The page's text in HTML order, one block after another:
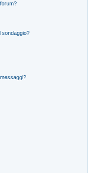
sondaggio?